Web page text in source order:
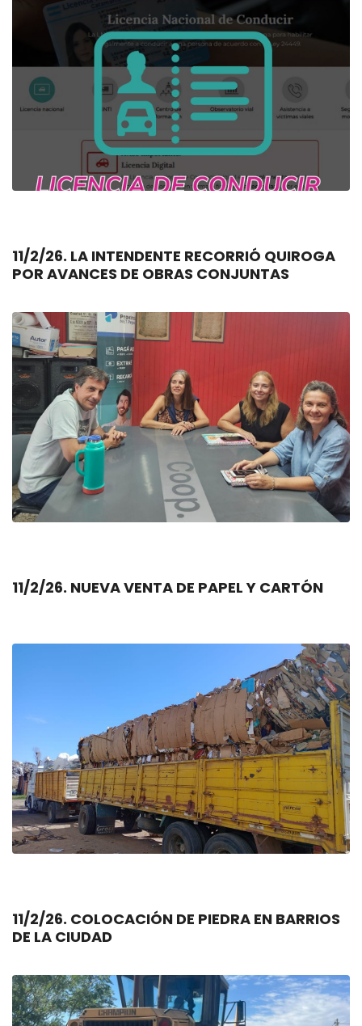
11/2/26. LA INTENDENTE RECORRIÓ QUIROGA
POR AVANCES DE OBRAS CONJUNTAS
11/2/26. NUEVA VENTA DE PAPEL Y CARTÓN
11/2/26. COLOCACIÓN DE PIEDRA EN BARRIOS
DE LA CIUDAD